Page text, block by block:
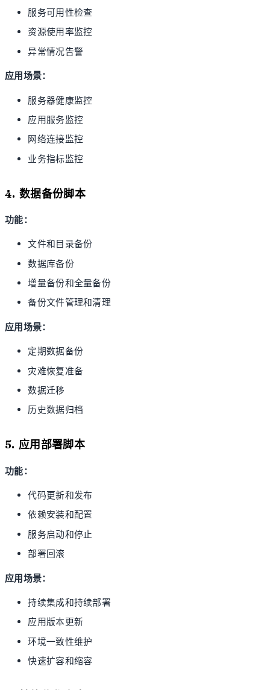
服务可用性检查
资源使用率监控
异常情况告警
应用场景：
服务器健康监控
应用服务监控
网络连接监控
业务指标监控
4. 数据备份脚本
功能：
文件和目录备份
数据库备份
增量备份和全量备份
备份文件管理和清理
应用场景：
定期数据备份
灾难恢复准备
数据迁移
历史数据归档
5. 应用部署脚本
功能：
代码更新和发布
依赖安装和配置
服务启动和停止
部署回滚
应用场景：
持续集成和持续部署
应用版本更新
环境一致性维护
快速扩容和缩容